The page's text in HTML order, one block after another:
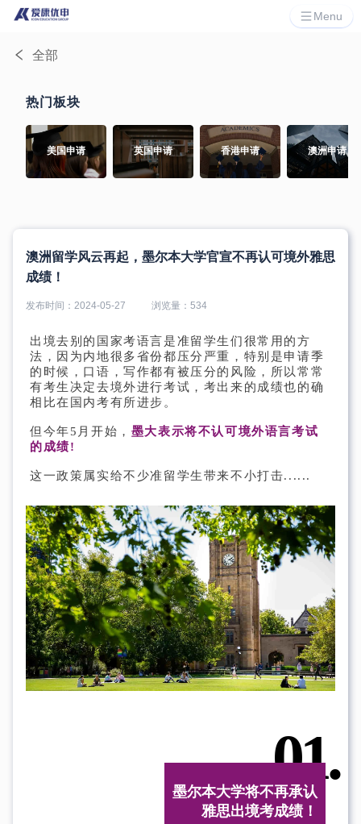
Menu
全部
热门板块
美国申请 英国申请 香港申请 澳洲申请
澳洲留学风云再起，墨尔本大学官宣不再认可境外雅思
成绩！
发布时间： 2024-05-27 浏览量： 534
出境去别的国家考语言是准留学生们很常用的方
法，因为内地很多省份都压分严重，特别是申请季
的时候，口语，写作都有被压分的风险，所以常常
有考生决定去境外进行考试，考出来的成绩也的确
相比在国内考有所进步。
但今年5月开始， 墨大表示将不认可境外语言考试
的成绩!
这一政策属实给不少准留学生带来不小打击......
01.
墨尔本大学将不再承认
雅思出境考成绩！